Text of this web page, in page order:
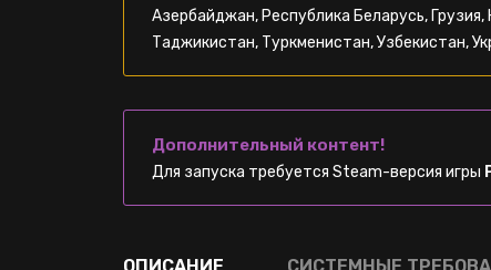
Азербайджан, Республика Беларусь,
Таджикистан, Туркменистан, Узбекистан,
Дополнительный контент!
Для запуска требуется Steam-версия игры